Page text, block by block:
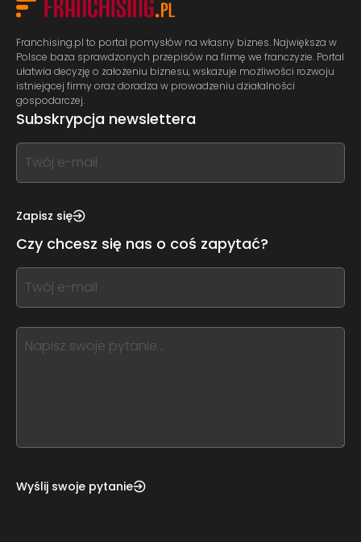
Franchising.pl to portal pomysłów na własny biznes. Największa w
Polsce baza sprawdzonych przepisów na firmę we franczyzie. Portal
ułatwia decyzję o założeniu biznesu, wskazuje możliwości rozwoju
istniejącej firmy oraz doradza w prowadzeniu działalności
gospodarczej.
Subskrypcja newslettera
If
you
this,
this
form
field
blank
Zapisz się
Czy chcesz się nas o coś zapytać?
If
you
this,
leave
Wyślij swoje pytanie